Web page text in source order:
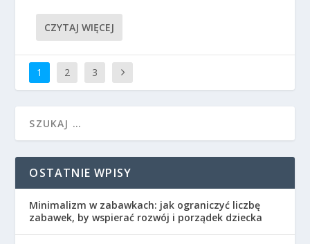
CZYTAJ WIĘCEJ
1 2 3
OSTATNIE WPISY
Minimalizm w zabawkach: jak ograniczyć liczbę
zabawek, by wspierać rozwój i porządek dziecka